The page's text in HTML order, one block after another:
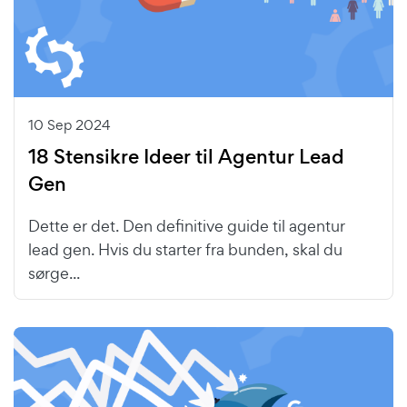
10 Sep 2024
18 Stensikre Ideer til Agentur Lead
Gen
Dette er det. Den definitive guide til agentur
lead gen. Hvis du starter fra bunden, skal du
sørge...